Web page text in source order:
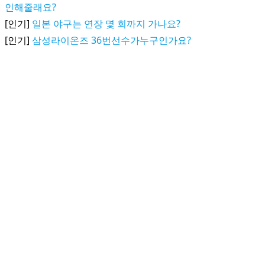
인해줄래요?
[인기] 일본 야구는 연장 몇 회까지 가나요?
[인기] 삼성라이온즈 36번선수가누구인가요?